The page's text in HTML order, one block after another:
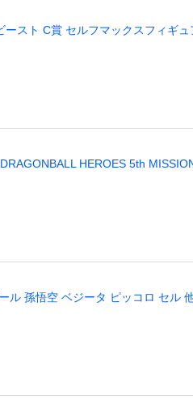
ースト C賞 セルフマックスフィギ
HEROES 5th
ル 孫悟空 ベジータ ピッコロ セル